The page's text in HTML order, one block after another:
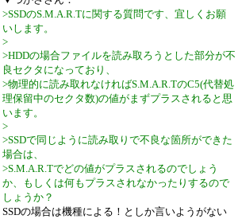
>SSDのS.M.A.R.Tに関する質問です、宜しくお願
いします。
>
>HDDの場合ファイルを読み取ろうとした部分が不
良セクタになっており、
>物理的に読み取れなければS.M.A.R.TのC5(代替処
理保留中のセクタ数)の値がまずプラスされると思
います。
>
>SSDで同じように読み取りで不良な箇所ができた
場合は、
>S.M.A.R.Tでどの値がプラスされるのでしょう
か、もしくは何もプラスされなかったりするので
しょうか？
SSDの場合は機種による！としか言いようがない